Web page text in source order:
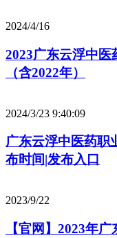
2024/4/16
2023广东云浮中
（含2022年）
2024/3/23 9:40:09
广东云浮中医药职
布时间|发布入口
2023/9/22
【官网】2023年